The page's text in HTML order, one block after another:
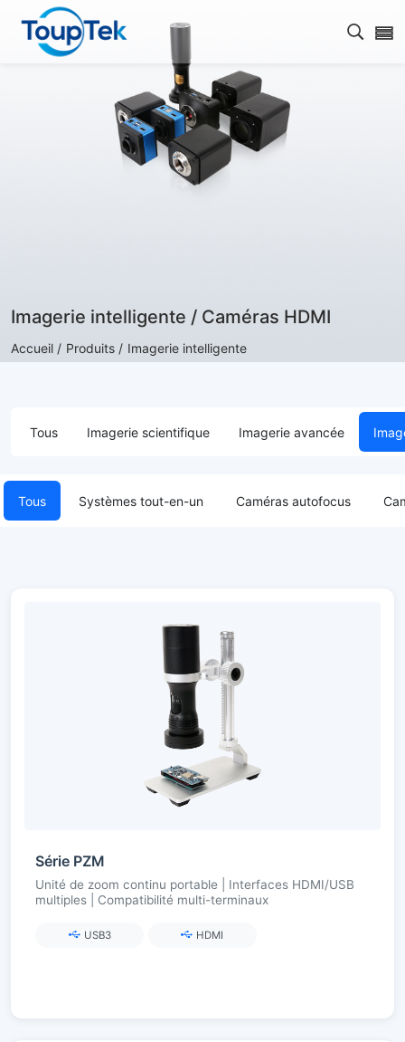
Ouvrir
Imagerie intelligente / Caméras HDMI
Accueil / Produits / Imagerie intelligente
Tous Imagerie scientifique Imagerie avancée
Tous Systèmes tout-en-un Caméras autofocus
Série PZM
Unité de zoom continu portable | Interfaces HDMI/USB
multiples | Compatibilité multi-terminaux
USB3 HDMI